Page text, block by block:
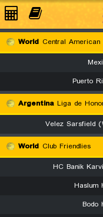
World Central
Puerto
Argentina Liga de
Velez Sarsfield
World Club Friendlies
HC Banik
Haslum
Bodo